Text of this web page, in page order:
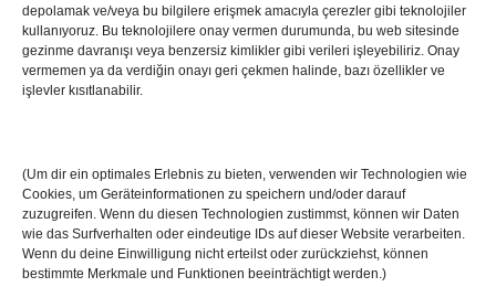
depolamak ve/veya bu bilgilere erişmek amacıyla çerezler gibi teknolojiler
kullanıyoruz. Bu teknolojilere onay vermen durumunda, bu web sitesinde
gezinme davranışı veya benzersiz kimlikler gibi verileri işleyebiliriz. Onay
vermemen ya da verdiğin onayı geri çekmen halinde, bazı özellikler ve
işlevler kısıtlanabilir.
(Um dir ein optimales Erlebnis zu bieten, verwenden wir Technologien wie
Cookies, um Geräteinformationen zu speichern und/oder darauf
zuzugreifen. Wenn du diesen Technologien zustimmst, können wir Daten
wie das Surfverhalten oder eindeutige IDs auf dieser Website verarbeiten.
Wenn du deine Einwilligung nicht erteilst oder zurückziehst, können
bestimmte Merkmale und Funktionen beeinträchtigt werden.)
İstanbul’da Avrupa Ligi Finali: Freiburg ve Aston
Villa Boğaz’da Tarih Yazmaya Hazırlanıyor
08 May 2026
17 Nis 2026